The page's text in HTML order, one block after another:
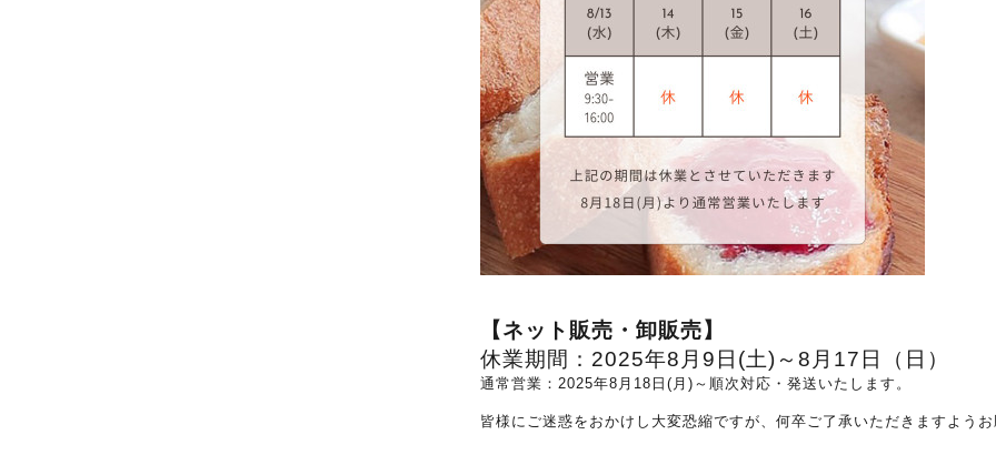
【ネット販売・卸販売】
休業期間： 2025年8月9日(土)～8月 17日（日）
通常営業：2025年8月18日(月)～順次対応・発送いたします。
皆様にご迷惑をおかけし大変恐縮ですが、何卒ご了承いただきますようお